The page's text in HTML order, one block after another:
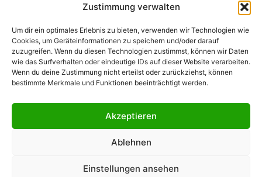
Zustimmung verwalten
Um dir ein optimales Erlebnis zu bieten, verwenden wir Technologien wie
Cookies, um Geräteinformationen zu speichern und/oder darauf
zuzugreifen. Wenn du diesen Technologien zustimmst, können wir Daten
wie das Surfverhalten oder eindeutige IDs auf dieser Website verarbeiten.
Wenn du deine Zustimmung nicht erteilst oder zurückziehst, können
bestimmte Merkmale und Funktionen beeinträchtigt werden.
Akzeptieren
Ablehnen
Einstellungen ansehen
infobb@blmedien.de